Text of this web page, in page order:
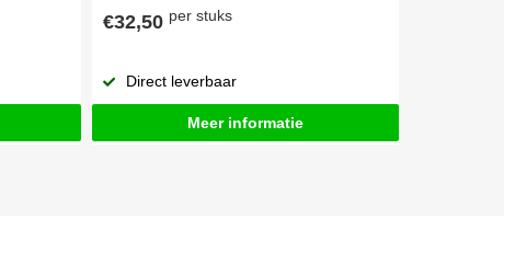
€32,50 per stuks
Direct leverbaar
Meer informatie